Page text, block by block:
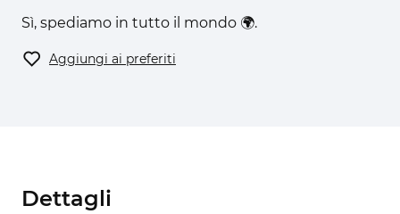
Sì, spediamo in tutto il mondo 🌍.
Aggiungi ai preferiti
Dettagli